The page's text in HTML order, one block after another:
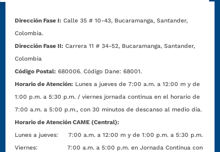
Dirección Fase I: Calle 35 # 10-43, Bucaramanga, Santander,
Colombia.
Dirección Fase II: Carrera 11 # 34-52, Bucaramanga, Santander,
Colombia
Código Postal: 680006. Código Dane: 68001.
Horario de Atención: Lunes a jueves de 7:00 a.m. a 12:00 m y de
1:00 p.m. a 5:30 p.m. / viernes jornada continua en el horario de
7:00 a.m. a 5:00 p.m., con 30 minutos de descanso al medio día.
Horario de Atención CAME (Central):
Lunes a jueves: 7:00 a.m. a 12:00 m y de 1:00 p.m. a 5:30 p.m.
Viernes: 7:00 a.m. a 5:00 p.m. en Jornada Continua con